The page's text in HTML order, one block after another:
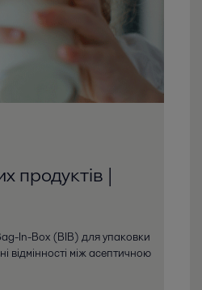
продуктів |
In-Box (BIB) для упаковки
відмінності між асептичною